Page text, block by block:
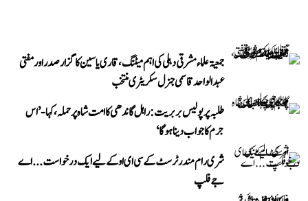
جمعیۃ علماء مشرقی دہلی کی اہم میٹنگ، قاری یاسین کا گزار صدر اور مفتی
عبد الواحد قاسمی جنرل سکریٹری منتخب
طلبہ پر پولیس بربریت: راہل گاندھی کا امت شاہ پر حملہ، کہا- ’اس
جرم کا جواب دینا ہوگا‘
شری رام مندر ٹرسٹ کے سی ای او کے لیے ایک درخواست...اے
جے فلپ